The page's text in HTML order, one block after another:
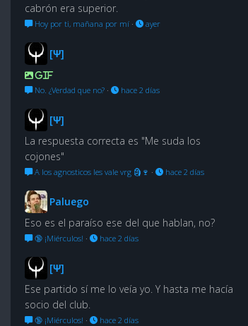
cabrón era superior.
Hoy por ti, mañana por mí · ayer
[Ψ]
GIF
No. ¿Verdad que no? · hace 2 días
[Ψ]
La respuesta correcta es "Me suda los
cojones"
A los agnosticos les vale vrg 🗿🍷 · hace 2 días
Paluego
Eso es el paraíso ese del que hablan, no?
🔞 ¡Miérculos! · hace 2 días
[Ψ]
Ese partido sí me lo veía yo. Y hasta me hacía
socio del club.
🔞 ¡Miérculos! · hace 2 días